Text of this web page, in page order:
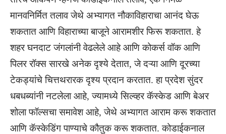
मानवनिर्मित तलाव जेथे अभ्यागत नौकाविहाराचा आनंद घेऊ
शकतात आणि विहाराच्या बाजूने आरामशीर फिरू शकतात. हे
शहर घनदाट जंगलांनी वेढलेले आहे आणि कोकर्स वॉक आणि
पिलर रॉक्स सारखे अनेक दृश्ये देतात, जे दऱ्या आणि दूरच्या
टेकड्यांचे चित्तथरारक दृश्य प्रदान करतात. हा प्रदेश सुंदर
धबधब्यांनी नटलेला आहे, ज्यामध्ये सिल्व्हर कॅस्केड आणि बेअर
शोला फॉल्सचा समावेश आहे, जेथे अभ्यागत आराम करू शकतात
आणि कॅस्केडिंग पाण्याचे कौतुक करू शकतात. कोडाईकनाल